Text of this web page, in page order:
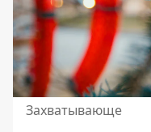
Захватывающе